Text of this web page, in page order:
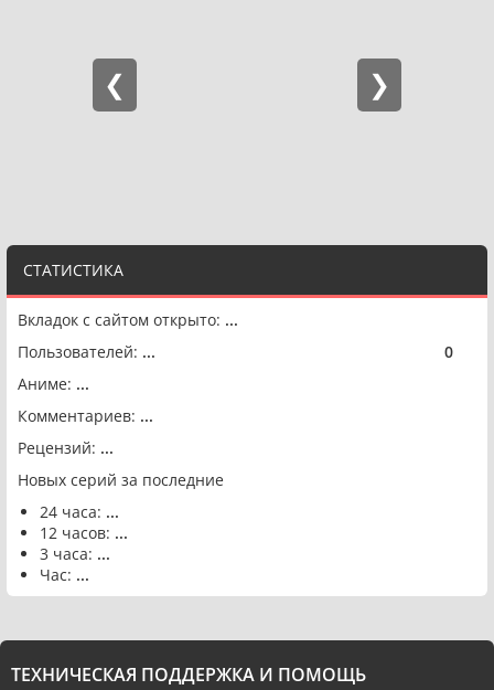
СТАТИСТИКА
Вкладок с сайтом открыто: ...
Пользователей: ... 0
Аниме: ...
Комментариев: ...
Рецензий: ...
Новых серий за последние
24 часа: ...
12 часов: ...
3 часа: ...
Час: ...
ТЕХНИЧЕСКАЯ ПОДДЕРЖКА И ПОМОЩЬ